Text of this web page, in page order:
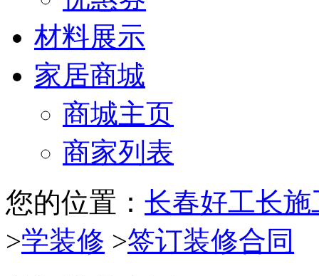
材料展示
家居商城
商城主页
商家列表
您的位置： 长春好工长
>学装修 >签订装修合同